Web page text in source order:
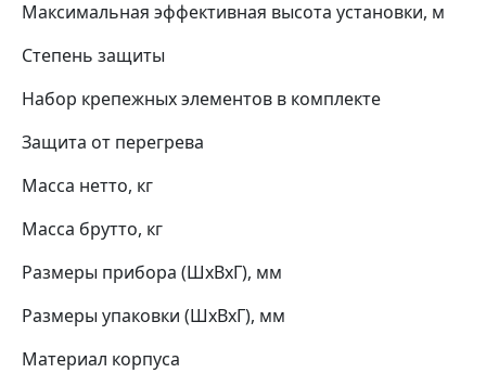
Максимальная эффективная высота установки, м
Степень защиты
Набор крепежных элементов в комплекте
Защита от перегрева
Масса нетто, кг
Масса брутто, кг
Размеры прибора (ШхВхГ), мм
Размеры упаковки (ШхВхГ), мм
Материал корпуса